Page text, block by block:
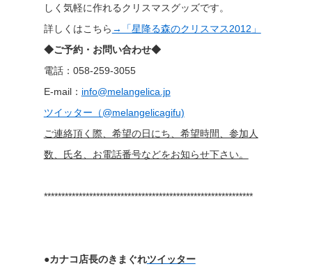
しく気軽に作れるクリスマスグッズです。
詳しくはこちら →「星降る森のクリスマス2012」
◆ご予約・お問い合わせ◆
電話：058-259-3055
E-mail： info@melangelica.jp
ツイッター（@melangelicagifu)
ご連絡頂く際、希望の日にち、希望時間、参加人
数、氏名、お電話番号などをお知らせ下さい。
************************************************************
●カナコ店長のきまぐれツイッター